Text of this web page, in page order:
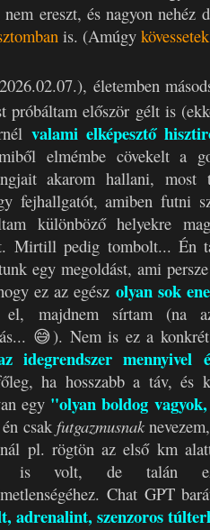
nem ereszt, és nagyon
is. (Amúgy
életemben
próbáltam először gélt is
valami elképesztő
elmémbe cövekelt a
akarom hallani, most
fejhallgatót, amiben futni
különböző helyekre
Mirtill pedig tombolt... Én
egy megoldást, ami
ez az egész olyan sok
el, majdnem sírtam (na
😅). Nem is ez a
idegrendszer mennyivel
ha hosszabb a táv, és
egy "olyan boldog
csak futgazmusnak
pl. rögtön az első km
is volt, de talán
Chat GPT
adrenalint, szenzoros